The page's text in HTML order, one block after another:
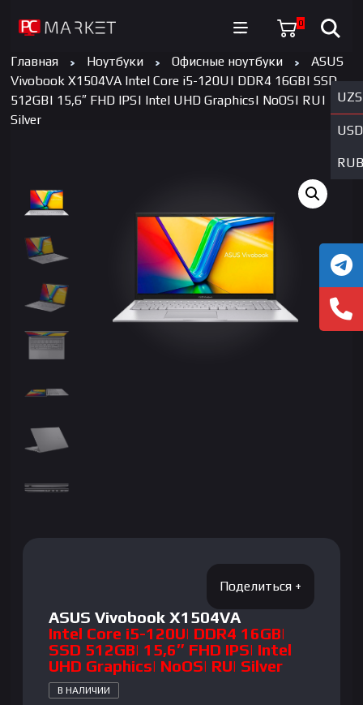
0
UZS
USD
RUB
Главная Ноутбуки Офисные ноутбуки
ASUS
Vivobook X1504VA Intel Core i5-120U| DDR4 16GB| SSD
512GB| 15,6″ FHD IPS| Intel UHD Graphics| NoOS| RU|
Silver
ASUS Vivobook X1504VA
Intel Core i5-120U| DDR4 16GB|
SSD 512GB| 15,6″ FHD IPS| Intel
UHD Graphics| NoOS| RU| Silver
В НАЛИЧИИ